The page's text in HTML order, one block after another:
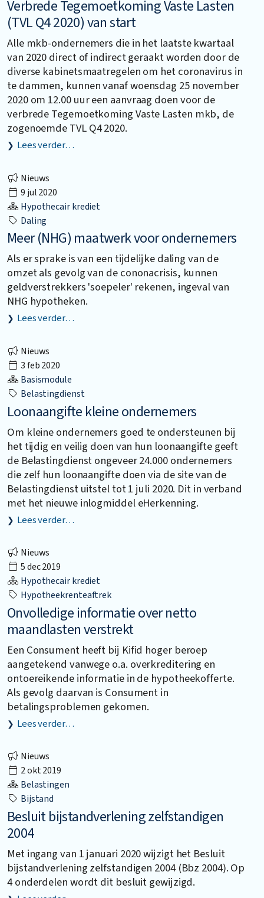
Verbrede Tegemoetkoming Vaste Lasten
(TVL Q4 2020) van start
Alle mkb-ondernemers die in het laatste kwartaal
van 2020 direct of indirect geraakt worden door de
diverse kabinetsmaatregelen om het coronavirus in
te dammen, kunnen vanaf woensdag 25 november
2020 om 12.00 uur een aanvraag doen voor de
verbrede Tegemoetkoming Vaste Lasten mkb, de
zogenoemde TVL Q4 2020.
Lees verder…
Nieuws
9 jul 2020
Hypothecair krediet
Daling
Meer (NHG) maatwerk voor ondernemers
Als er sprake is van een tijdelijke daling van de
omzet als gevolg van de cononacrisis, kunnen
geldverstrekkers 'soepeler' rekenen, ingeval van
NHG hypotheken.
Lees verder…
Nieuws
3 feb 2020
Basismodule
Belastingdienst
Loonaangifte kleine ondernemers
Om kleine ondernemers goed te ondersteunen bij
het tijdig en veilig doen van hun loonaangifte geeft
de Belastingdienst ongeveer 24.000 ondernemers
die zelf hun loonaangifte doen via de site van de
Belastingdienst uitstel tot 1 juli 2020. Dit in verband
met het nieuwe inlogmiddel eHerkenning.
Lees verder…
Nieuws
5 dec 2019
Hypothecair krediet
Hypotheekrenteaftrek
Onvolledige informatie over netto
maandlasten verstrekt
Een Consument heeft bij Kifid hoger beroep
aangetekend vanwege o.a. overkreditering en
ontoereikende informatie in de hypotheekofferte.
Als gevolg daarvan is Consument in
betalingsproblemen gekomen.
Lees verder…
Nieuws
2 okt 2019
Belastingen
Bijstand
Besluit bijstandverlening zelfstandigen
2004
Met ingang van 1 januari 2020 wijzigt het Besluit
bijstandverlening zelfstandigen 2004 (Bbz 2004). Op
4 onderdelen wordt dit besluit gewijzigd.